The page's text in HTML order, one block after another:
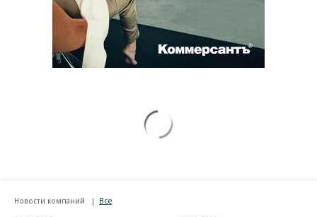
Новости компаний Все